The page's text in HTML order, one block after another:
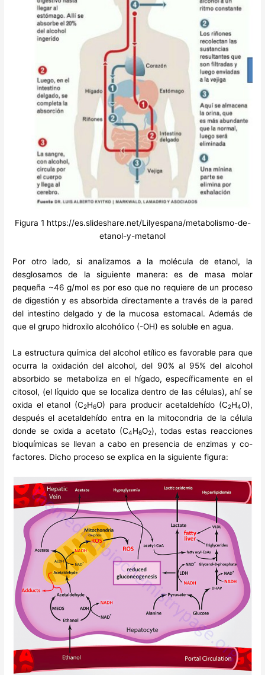
Figura 1 https://es.slideshare.net/Lilyespana/metabolismo-de-
etanol-y-metanol
Por otro lado, si analizamos a la molécula de etanol, la
desglosamos de la siguiente manera: es de masa molar
pequeña ~46 g/mol es por eso que no requiere de un proceso
de digestión y es absorbida directamente a través de la pared
del intestino delgado y de la mucosa estomacal. Además de
que el grupo hidroxilo alcohólico (-OH) es soluble en agua.
La estructura química del alcohol etílico es favorable para que
ocurra la oxidación del alcohol, del 90% al 95% del alcohol
absorbido se metaboliza en el hígado, específicamente en el
citosol, (el líquido que se localiza dentro de las células), ahí se
oxida el etanol (C2H6O) para producir acetaldehído (C2H4O),
después el acetaldehído entra en la mitocondria de la célula
donde se oxida a acetato (C4H6O2), todas estas reacciones
bioquímicas se llevan a cabo en presencia de enzimas y co-
factores. Dicho proceso se explica en la siguiente figura: